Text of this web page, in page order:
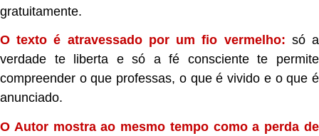
gratuitamente.
O texto é atravessado por um fio vermelho: só a
verdade te liberta e só a fé consciente te permite
compreender o que professas, o que é vivido e o que é
anunciado.
O Autor mostra ao mesmo tempo como a perda de